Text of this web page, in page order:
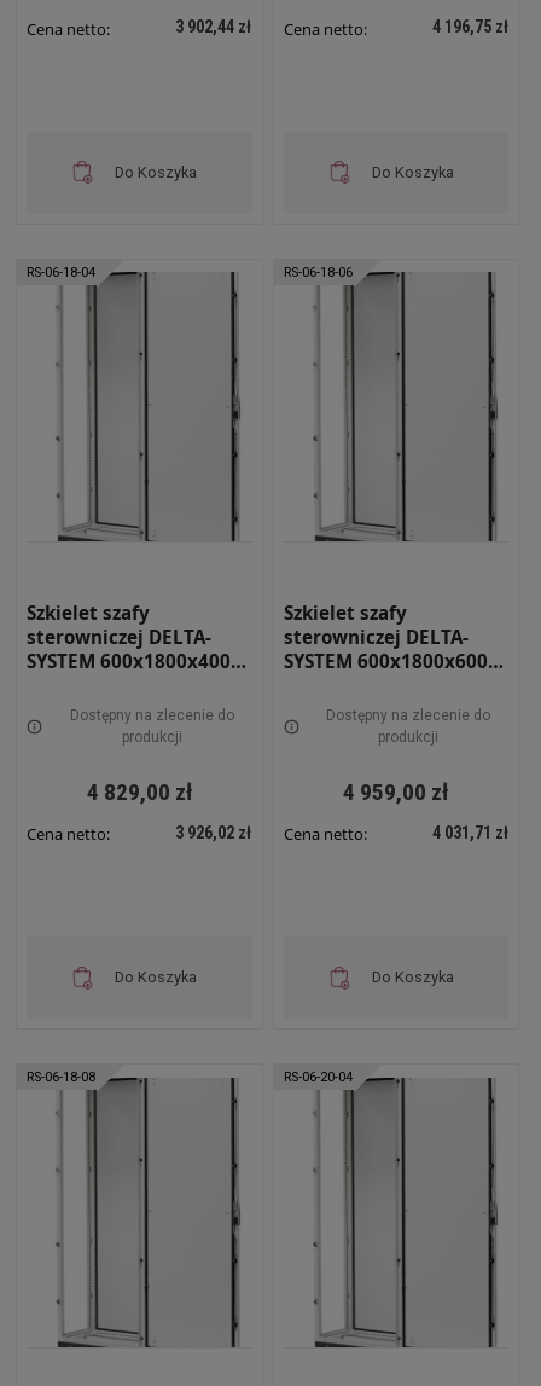
Cena netto: 3 902,44 zł
Do Koszyka
Cena netto: 4 196,75 zł
Do Koszyka
RS-06-18-04
Szkielet szafy
sterowniczej DELTA-
SYSTEM 600x1800x400
Dostępny na zlecenie do
produkcji
4 829,00 zł
Cena netto: 3 926,02 zł
Do Koszyka
RS-06-18-06
Szkielet szafy
sterowniczej DELTA-
SYSTEM 600x1800x600
Dostępny na zlecenie do
produkcji
4 959,00 zł
Cena netto: 4 031,71 zł
Do Koszyka
RS-06-18-08 RS-06-20-04